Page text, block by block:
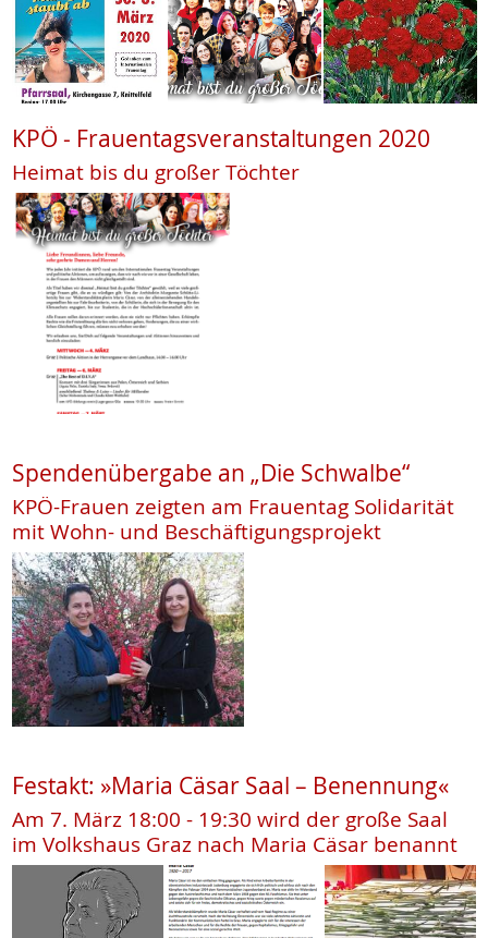
KPÖ - Frauentagsveranstaltungen 2020
Heimat bis du großer Töchter
Spendenübergabe an „Die Schwalbe“
KPÖ-Frauen zeigten am Frauentag Solidarität
mit Wohn- und Beschäftigungsprojekt
Festakt: »Maria Cäsar Saal – Benennung«
Am 7. März 18:00 - 19:30 wird der große Saal
im Volkshaus Graz nach Maria Cäsar benannt